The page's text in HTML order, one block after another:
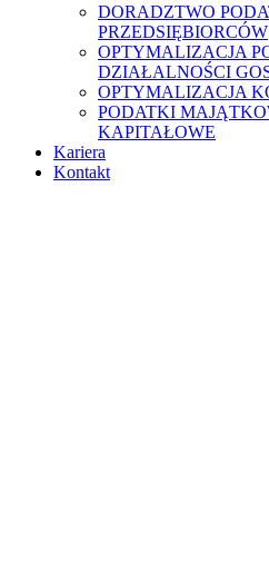
DORADZTWO
PRZEDSIĘBIORCÓW
OPTYMALIZACJA
DZIAŁALNOŚCI
OPTYMALIZACJA
PODATKI
KAPITAŁOWE
Kariera
Kontakt